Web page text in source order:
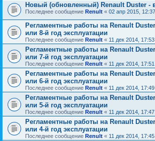
Новый (обновленный) Renault Duster -
Последнее сообщение Renult « 02 апр 2015, 12:37
Регламентные работы на Renault
или 8-й год эксплуатации
Последнее сообщение Renult « 11 дек 2014, 17:53
Регламентные работы на Renault
или 7-й год эксплуатации
Последнее сообщение Renult « 11 дек 2014, 17:51
Регламентные работы на Renault
или 6-й год эксплуатации
Последнее сообщение Renult « 11 дек 2014, 17:49
Регламентные работы на Renault
или 5-й год эксплуатации
Последнее сообщение Renult « 11 дек 2014, 17:47
Регламентные работы на Renault
или 4-й год эксплуатации
Последнее сообщение Renult « 11 дек 2014, 17:45